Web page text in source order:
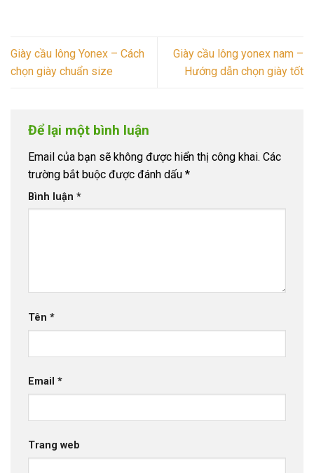
Giày cầu lông Yonex – Cách
chọn giày chuẩn size
Giày cầu lông yonex nam –
Hướng dẫn chọn giày tốt
Để lại một bình luận
Email của bạn sẽ không được hiển thị công khai. Các
trường bắt buộc được đánh dấu *
Bình luận *
Tên *
Email *
Trang web